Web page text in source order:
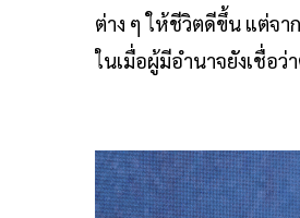
ต่าง ๆ ให้ชีวิตดีขึ้น แต่จา
ในเมื่อผู้มีอำนาจยังเชื่อว่